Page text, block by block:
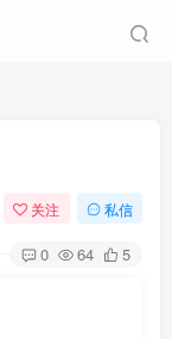
关注 私信
0 64 5